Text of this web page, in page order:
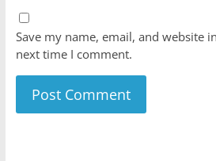
Save my name, email, and website
next time I comment.